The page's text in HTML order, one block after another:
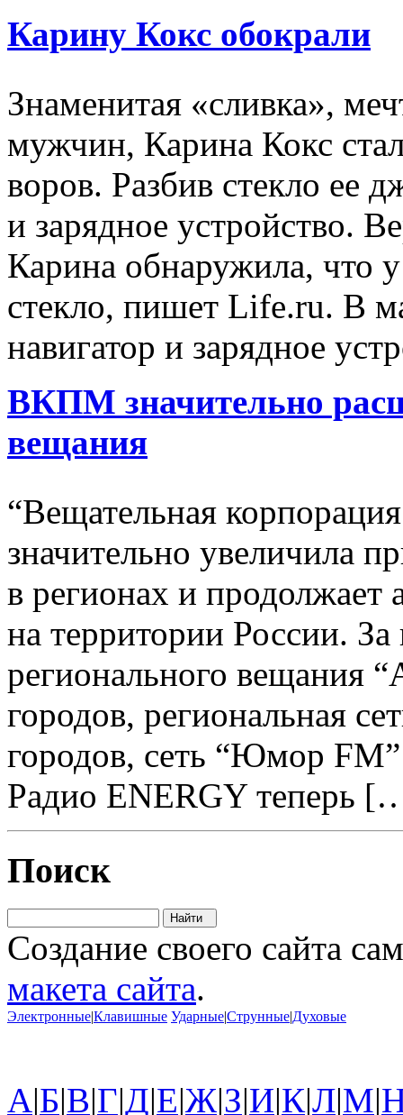
Карину Кокс обокрали
Знаменитая «сливка»,
мужчин, Карина Кокс
воров. Разбив стекло ее
и зарядное устройство.
Карина обнаружила, что
стекло, пишет Life.ru. В
навигатор и зарядное
ВКПМ значительно
вещания
“Вещательная
значительно увеличила
в регионах и продолжает
на территории России. За
регионального вещания
городов, региональная
городов, сеть “Юмор
Радио ENERGY теперь
Поиск
Создание своего сайта
макета сайта.
Электронные|Клавишные Ударные|Струнные|Духовые
А|Б|В|Г|Д|Е|Ж|З|И|К|Л|М|